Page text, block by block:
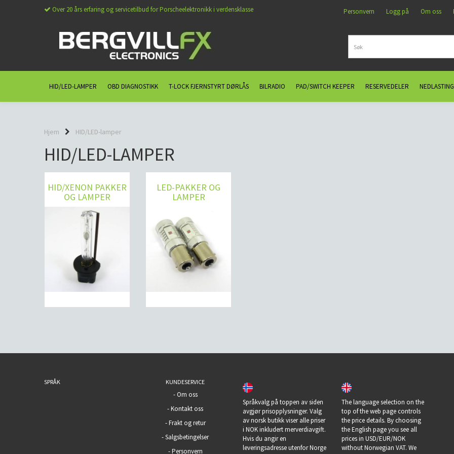
Over 20 års erfaring og servicetilbud for Porscheelektronikk i verdensklasse Personvern Logg på Om oss
HID/LED-LAMPER OBD DIAGNOSTIKK T-LOCK FJERNSTYRT DØRLÅS BILRADIO PAD/SWITCH KEEPER RESERVEDELER NEDLASTING
Hjem HID/LED-lamper
HID/LED-LAMPER
HID/XENON PAKKER
OG LAMPER
LED-PAKKER OG
LAMPER
SPRÅK KUNDESERVICE
-Om oss
-Kontakt oss
-Frakt og retur
-Salgsbetingelser
-Personvern
Språkvalg på toppen av siden
avgjør prisopplysninger. Valg
av norsk butikk viser alle priser
i NOK inkludert merverdiavgift.
Hvis du angir en
leveringsadresse utenfor Norge
The language selection on the
top of the web page controls
the price details. By choosing
the English page you see all
prices in USD/EUR/NOK
without Norwegian VAT. We